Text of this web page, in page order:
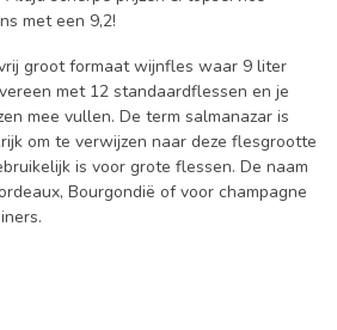
met een 9,2!
groot formaat wijnfles waar 9 liter
met 12 standaardflessen en je
mee vullen. De term salmanazar is
om te verwijzen naar deze flesgrootte
is voor grote flessen. De naam
Bourgondië of voor champagne